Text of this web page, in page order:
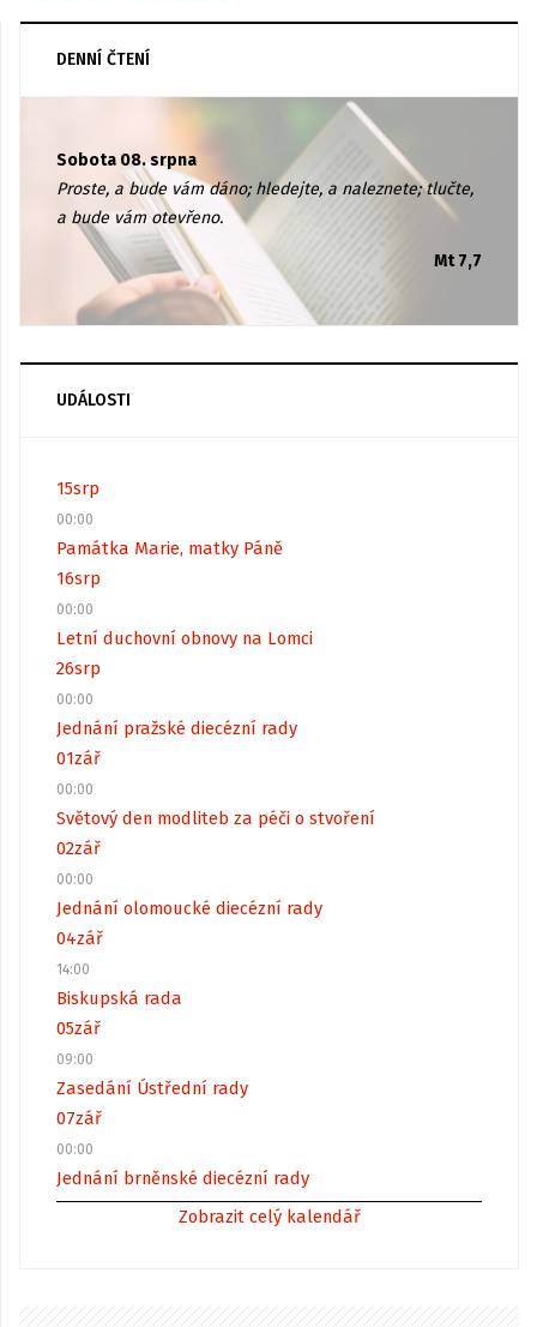
DENNÍ ČTENÍ
Sobota 08. srpna
Proste, a bude vám dáno; hledejte, a naleznete; tlučte,
a bude vám otevřeno.
Mt 7,7
UDÁLOSTI
15srp
00:00
Památka Marie, matky Páně
16srp
00:00
Letní duchovní obnovy na Lomci
26srp
00:00
Jednání pražské diecézní rady
01zář
00:00
Světový den modliteb za péči o stvoření
02zář
00:00
Jednání olomoucké diecézní rady
04zář
14:00
Biskupská rada
05zář
09:00
Zasedání Ústřední rady
07zář
00:00
Jednání brněnské diecézní rady
Zobrazit celý kalendář